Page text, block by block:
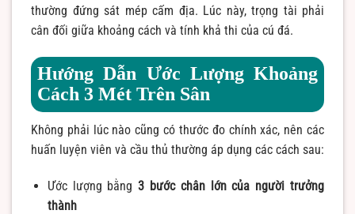
thường đứng sát mép cấm địa. Lúc này, trọng tài phải
cân đối giữa khoảng cách và tính khả thi của cú đá.
Hướng Dẫn Ước Lượng Khoảng
Cách 3 Mét Trên Sân
Không phải lúc nào cũng có thước đo chính xác, nên các
huấn luyện viên và cầu thủ thường áp dụng các cách sau:
Ước lượng bằng3 bước chân lớn của người trưởng
thành